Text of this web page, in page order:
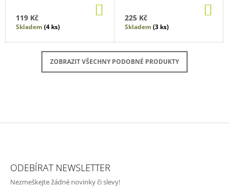
119 Kč KOŠÍKU
Skladem (4 ks)
225 Kč
Skladem (3 ks)
ZOBRAZIT VŠECHNY PODOBNÉ PRODUKTY
ODEBÍRAT NEWSLETTER
Nezmeškejte žádné novinky či slevy!